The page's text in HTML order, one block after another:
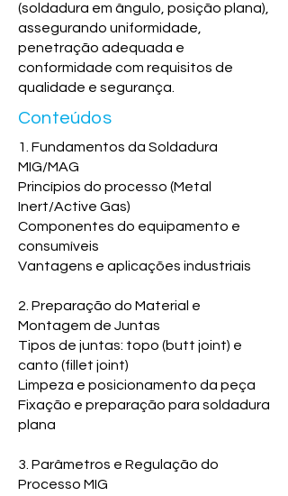
(soldadura em ângulo, posição plana),
assegurando uniformidade,
penetração adequada e
conformidade com requisitos de
qualidade e segurança.
Conteúdos
1. Fundamentos da Soldadura
MIG/MAG
Princípios do processo (Metal
Inert/Active Gas)
Componentes do equipamento e
consumíveis
Vantagens e aplicações industriais
2. Preparação do Material e
Montagem de Juntas
Tipos de juntas: topo (butt joint) e
canto (fillet joint)
Limpeza e posicionamento da peça
Fixação e preparação para soldadura
plana
3. Parâmetros e Regulação do
Processo MIG